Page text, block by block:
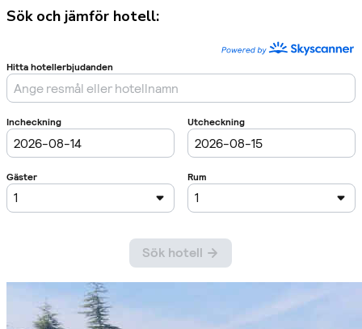
Sök och jämför hotell: